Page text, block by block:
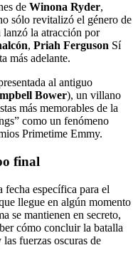
de Winona Ryder,
sólo revitalizó el género de
la atracción por
, Priah Ferguson Sí
más adelante.
al antiguo
Bower), un villano
más memorables de la
como un fenómeno
Primetime Emmy.
final
específica para el
llegue en algún momento
se mantienen en secreto,
cómo concluir la batalla
fuerzas oscuras de